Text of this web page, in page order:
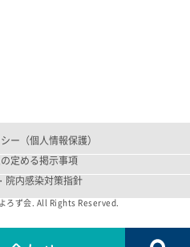
ー（個人情報保護）
定める掲示事項
院内感染対策指針
ろず会. All Rights Reserved.